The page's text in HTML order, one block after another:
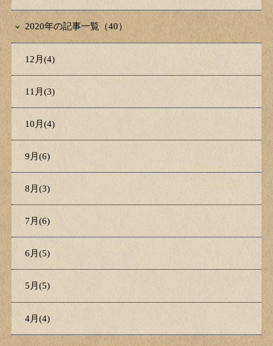
2020年の記事一覧（40）
12月(4)
11月(3)
10月(4)
9月(6)
8月(3)
7月(6)
6月(5)
5月(5)
4月(4)